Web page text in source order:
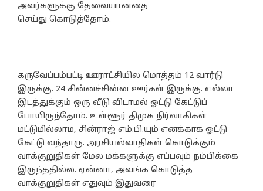
அவர்களுக்கு தேவையானதை
செய்து கொடுத்தோம்.
கருவேப்பம்பட்டி ஊராட்சியில மொத்தம் 12 வார்டு
இருக்கு. 24 சின்னச்சின்ன ஊர்கள் இருக்கு. எல்லா
இடத்துக்கும் ஒரு வீடு விடாமல் ஓட்டு கேட்டுப்
போயிருந்தோம். உள்ளூர் திமுக நிர்வாகிகள்
மட்டுமில்லாம, சின்ராஜ் எம்.பி.யும் எனக்காக ஓட்டு
கேட்டு வந்தாரு. அரசியல்வாதிகள் கொடுக்கும்
வாக்குறுதிகள் மேல மக்களுக்கு எப்பவும் நம்பிக்கை
இருந்ததில்ல. ஏன்னா, அவங்க கொடுத்த
வாக்குறுதிகள் எதுவும் இதுவரை